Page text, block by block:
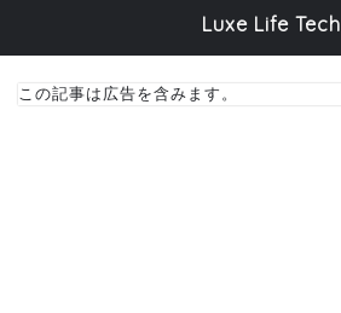
Luxe Life Tech
この記事は広告を含みます。